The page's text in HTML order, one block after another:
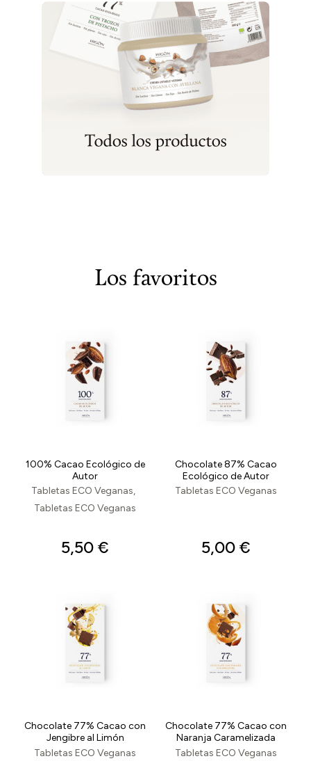
Los favoritos
100% Cacao Ecológico de
Autor
Tabletas ECO Veganas
Tabletas ECO Veganas
5,50€
Chocolate 87% Cacao
Ecológico de Autor
Tabletas ECO Veganas
5,00 €
Chocolate 77% Cacao con
Jengibre al Limón
Tabletas ECO Veganas
Chocolate 77% Cacao con
Naranja Caramelizada
Tabletas ECO Veganas